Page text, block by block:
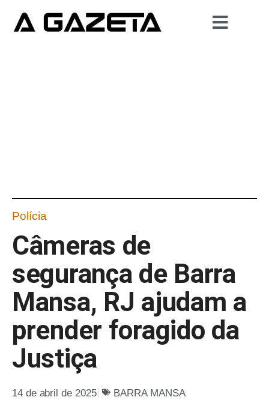
Polícia
Câmeras de
segurança de Barra
Mansa, RJ ajudam a
prender foragido da
Justiça
14 de abril de 2025 BARRA MANSA